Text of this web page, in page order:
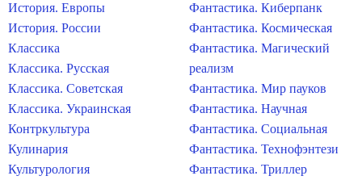
История. Европы
История. России
Классика
Классика. Русская
Классика. Советская
Классика. Украинская
Контркультура
Кулинария
Культурология
Фантастика. Киберпанк
Фантастика. Космическая
Фантастика. Магический
реализм
Фантастика. Мир пауков
Фантастика. Научная
Фантастика. Социальная
Фантастика. Технофэнтези
Фантастика. Триллер